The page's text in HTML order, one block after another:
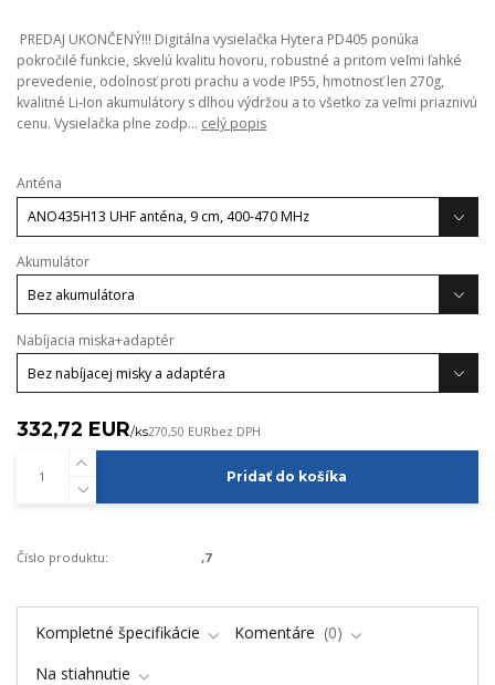
PREDAJ UKONČENÝ!!! Digitálna vysielačka Hytera PD405 ponúka
pokročilé funkcie, skvelú kvalitu hovoru, robustné a pritom veľmi ľahké
prevedenie, odolnosť proti prachu a vode IP55, hmotnosť len 270g,
kvalitné Li-Ion akumulátory s dlhou výdržou a to všetko za veľmi priaznivú
cenu. Vysielačka plne zodp... celý popis
Anténa
Akumulátor
Nabíjacia miska+adaptér
332,72 EUR/ks270,50 EURbez DPH
Pridať do košíka
Číslo produktu: ,7
Kompletné špecifikácie Komentáre
0
Na stiahnutie